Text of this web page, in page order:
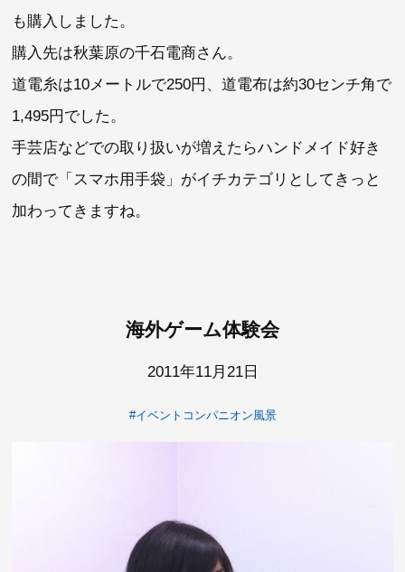
も購入しました。
購入先は秋葉原の千石電商さん。
道電糸は10メートルで250円、道電布は約30センチ角で
1,495円でした。
手芸店などでの取り扱いが増えたらハンドメイド好き
の間で「スマホ用手袋」がイチカテゴリとしてきっと
加わってきますね。
海外ゲーム体験会
2011年11月21日
#イベントコンパニオン風景